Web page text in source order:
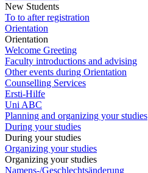
New Students
To to after registration
Orientation
Orientation
Welcome Greeting
Faculty introductions and advising
Other events during Orientation
Counselling Services
Ersti-Hilfe
Uni ABC
Planning and organizing your studies
During your studies
During your studies
Organizing your studies
Organizing your studies
Namens-/Geschlechtsänderung